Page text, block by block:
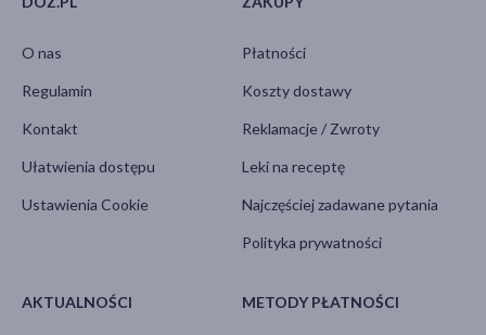
O nas
Regulamin
Kontakt
Ułatwienia dostępu
Ustawienia Cookie
Płatności
Koszty dostawy
Reklamacje / Zwroty
Leki na receptę
Najczęściej zadawane pytania
Polityka prywatności
AKTUALNOŚCI METODY PŁATNOŚCI